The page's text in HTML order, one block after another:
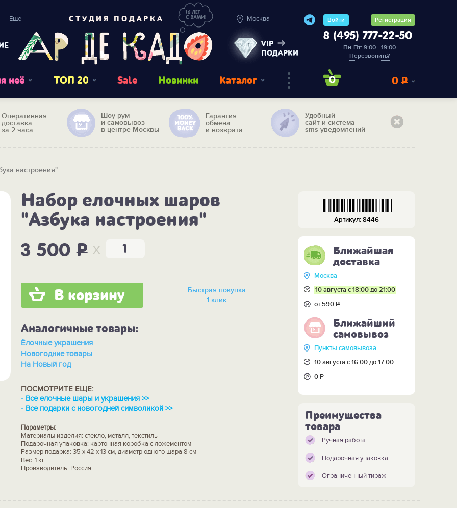
Еще СТУДИЯ ПОДАРКА Москва
VIP
ПОДАРКИ
Войти Регистрация
8 (495) 777-22-50
Пн-Пт: 9:00 - 19:00
Перезвонить?
неё ТОП 20 Sale Новинки Каталог 0 0 Р
Оперативная
доставка
за 2 часа
Шоу-рум
и самовывоз
в центре Москвы
Гарантия
обмена
и возврата
Удобный
сайт и система
sms-уведомлений
настроения"
Набор елочных шаров
"Азбука настроения"
3 500P x
В корзину
Быстрая покупка
1 клик
Аналогичные товары:
Ёлочные украшения
Новогодние товары
На Новый год
ПОСМОТРИТЕ ЕЩЕ:
- Все елочные шары и украшения >>
- Все подарки с новогодней символикой >>
Параметры:
Материалы изделия: стекло, металл, текстиль
Подарочная упаковка: картонная коробка с ложементом
Размер подарка: 35 х 42 х 13 см, диаметр одного шара 8 см
Вес: 1 кг
Производитель: Россия
Артикул: 8446
Ближайшая
доставка
Москва
10 августа с 18:00 до 21:00
от 590Р
Ближайший
самовывоз
Пункты самовывоза
10 августа с 16:00 до 17:00
0Р
Преимущества
товара
Ручная работа
Подарочная упаковка
Ограниченный тираж